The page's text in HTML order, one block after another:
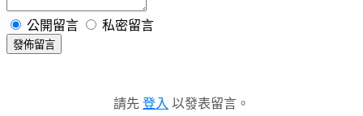
公開留言 私密留言
發佈留言
請先 登入 以發表留言。